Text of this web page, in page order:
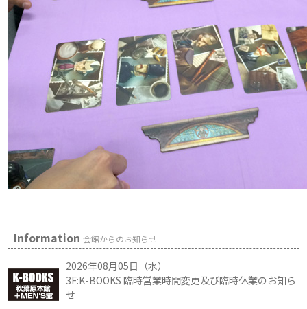
Information会館からのお知らせ
2026年08月05日（水）
3F:K-BOOKS 臨時営業時間変更及び臨時休業のお知ら
せ